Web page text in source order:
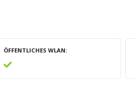
ÖFFENTLICHES WLAN